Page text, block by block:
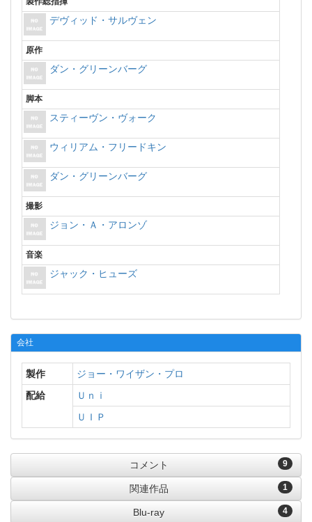
デヴィッド・サルヴェン
原作
ダン・グリーンバーグ
脚本
スティーヴン・ヴォーク
ウィリアム・フリードキン
ダン・グリーンバーグ
撮影
ジョン・Ａ・アロンゾ
音楽
ジャック・ヒューズ
会社
製作
ジョー・ワイザン・プロ
配給
Ｕｎｉ
ＵＩＰ
9
コメント
1
関連作品
4
Blu-ray